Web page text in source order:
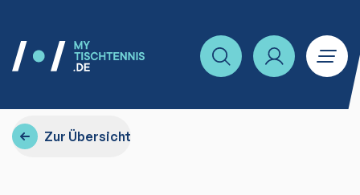
Zur Übersicht